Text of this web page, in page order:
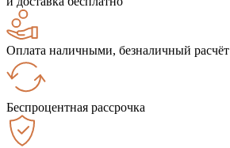
Оплата наличными, безналичный расчёт
Беспроцентная рассрочка